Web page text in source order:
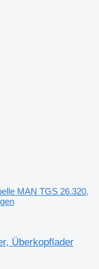
MAN TGS 26.320,
Überkopflader